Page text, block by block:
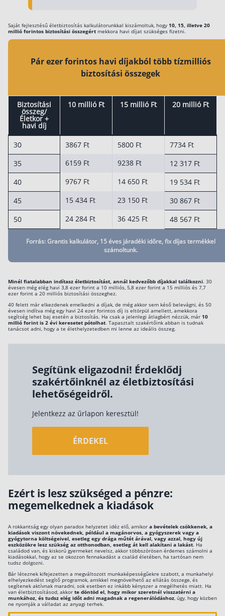
Saját fejlesztésű életbiztosítás kalkulátorunkkal kiszámoltuk, hogy 10, 15, illetve 20
millió forintos biztosítási összegért mekkora havi díjat szükséges fizetni.
Pár ezer forintos havi díjakból több tízmilliós
biztosítási összegek
Biztosítási
összeg/
Életkor +
havi díj
10 millió Ft 15 millió Ft 20 millió Ft
30 3867 Ft 5800 Ft
7734 Ft
35
6159 Ft 9238 Ft
12 317 Ft
40
9767 Ft 14 650 Ft
19 534 Ft
45
15 434 Ft 23 150 Ft
30 867 Ft
50
24 284 Ft 36 425 Ft 48 567 Ft
Forrás: Grantis kalkulátor, 15 éves járadéki időre, fix díjas termékkel
számoltunk.
Minél fiatalabban indítasz életbiztosítást, annál kedvezőbb díjakkal találkozni. 30
évesen még elég havi 3,8 ezer forint a 10 milliós, 5,8 ezer forint a 15 milliós és 7,7
ezer forint a 20 milliós biztosítási összeghez.
40 felett már elkezdenek emelkedni a díjak, de még akkor sem késő belevágni, és 50
évesen indítva még egy havi 24 ezer forintos díj is eltörpül amellett, amekkora
segítség lehet baj esetén a biztosítás. Ha csak a jelenlegi átlagbért nézzük, már 10
millió forint is 2 évi keresetet pótolhat. Tapasztalt szakértőink abban is tudnak
tanácsot adni, hogy a te élethelyzetedben mi lenne az ideális összeg.
Segítünk eligazodni! Érdeklődj
szakértőinknél az életbiztosítási
lehetőségeidről.
Jelentkezz az űrlapon keresztül!
ÉRDEKEL
Ezért is lesz szükséged a pénzre:
megemelkednek a kiadások
A rokkantság egy olyan paradox helyzetet idéz elő, amikor a bevételek csökkenek, a
kiadások viszont növekednek, például a magánorvos, a gyógyszerek vagy a
gyógytorna költségeivel, esetleg egy drága műtét árával, vagy azzal, hogy új
eszközökre lesz szükség az otthonodban, esetleg át kell alakítani a lakást. Ha
családod van, és kiskorú gyermeket nevelsz, akkor többszörösen érdemes számolni a
kiadásokkal, hogy az se okozzon fennakadást a család életében, ha tartósan nem
tudsz dolgozni.
Bár léteznek kifejezetten a megváltozott munkaképességűekre szabott, a munkahelyi
elhelyezkedést segítő programok, amikkel megnövelhető az ellátás összege, és
segítenek aktívnak maradni, sok esetben ez inkább kényszer a megélhetés miatt. Ha
van életbiztosításod, akkor te döntöd el, hogy mikor szeretnél visszatérni a
munkához, és tudsz elég időt adni magadnak a regenerálódáshoz , úgy, hogy közben
ne nyomják a válladat az anyagi terhek.